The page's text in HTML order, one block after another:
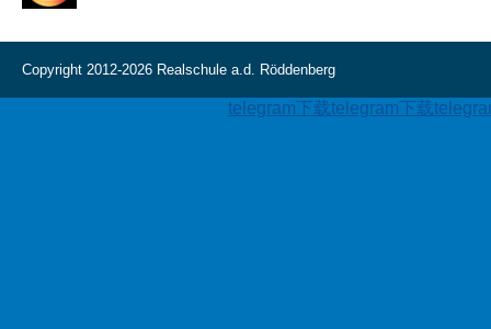
Copyright 2012-2026 Realschule a.d. Röddenberg
telegram下载telegram下载